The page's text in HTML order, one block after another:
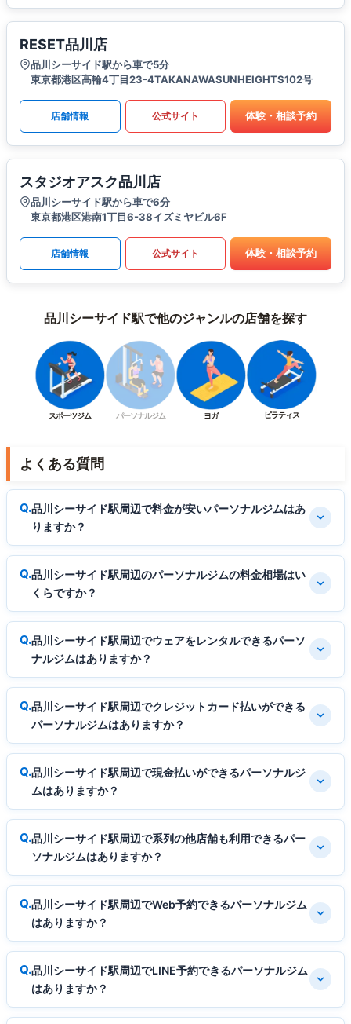
RESET品川店
品川シーサイド駅から車で5分
東京都港区高輪4丁目23-4TAKANAWASUNHEIGHTS102号
店舗情報 公式サイト 体験・相談予約
スタジオアスク品川店
品川シーサイド駅から車で6分
東京都港区港南1丁目6-38イズミヤビル6F
店舗情報 公式サイト 体験・相談予約
品川シーサイド駅で他のジャンルの店舗を探す
スポーツジム パーソナルジム ヨガ ピラティス
よくある質問
品川シーサイド駅周辺で料金が安いパーソナルジムはあ
りますか？
品川シーサイド駅周辺のパーソナルジムの料金相場はい
くらですか？
品川シーサイド駅周辺でウェアをレンタルできるパーソ
ナルジムはありますか？
品川シーサイド駅周辺でクレジットカード払いができる
パーソナルジムはありますか？
品川シーサイド駅周辺で現金払いができるパーソナルジ
ムはありますか？
品川シーサイド駅周辺で系列の他店舗も利用できるパー
ソナルジムはありますか？
品川シーサイド駅周辺でWeb予約できるパーソナルジム
はありますか？
品川シーサイド駅周辺でLINE予約できるパーソナルジム
はありますか？